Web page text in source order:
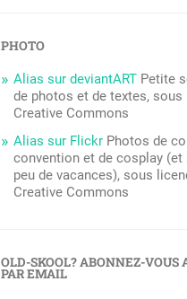
PHOTO
Alias sur deviantART Petite
de photos et de textes, sous
Creative Commons
Alias sur Flickr Photos de
convention et de cosplay (et
peu de vacances), sous
Creative Commons
OLD-SKOOL? ABONNEZ-VOUS
PAR EMAIL